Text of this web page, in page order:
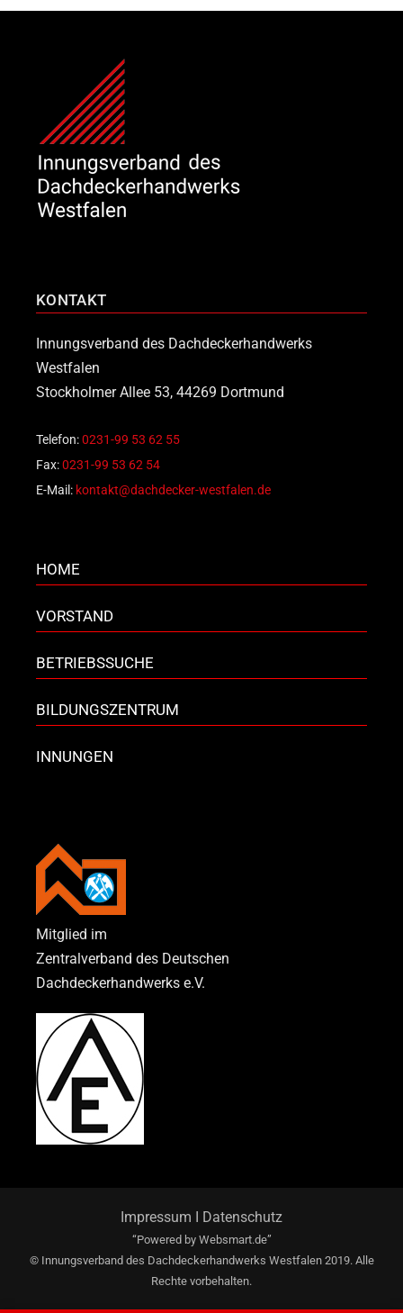
KONTAKT
Innungsverband des Dachdeckerhandwerks
Westfalen
Stockholmer Allee 53, 44269 Dortmund
Telefon:0231-99 53 62 55
Fax:0231-99 53 62 54
E-Mail: kontakt@dachdecker-westfalen.de
HOME
VORSTAND
BETRIEBSSUCHE
BILDUNGSZENTRUM
INNUNGEN
Mitglied im
Zentralverband des Deutschen
Dachdeckerhandwerks e.V.
© Innungsverband des Dachdeckerhandwerks Westfalen 2019. Alle
Rechte vorbehalten.
Impressum I Datenschutz
“Powered by Websmart.de”